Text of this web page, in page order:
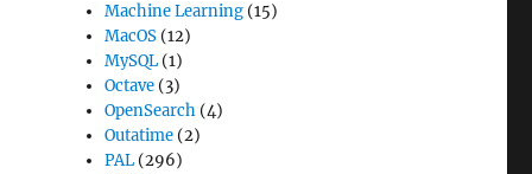
Machine Learning (15)
MacOS (12)
MySQL (1)
Octave (3)
OpenSearch (4)
Outatime (2)
PAL (296)